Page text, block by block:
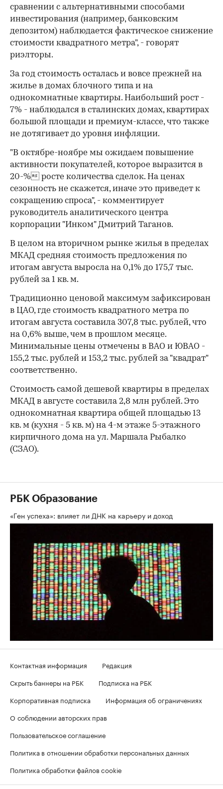
сравнении с альтернативными способами
инвестирования (например, банковским
депозитом) наблюдается фактическое снижение
стоимости квадратного метра", - говорят
риэлторы.
За год стоимость осталась и вовсе прежней на
жилье в домах блочного типа и на
однокомнатные квартиры. Наибольший рост -
7% - наблюдался в сталинских домах, квартирах
большой площади и премиум-классе, что также
не дотягивает до уровня инфляции.
"В октябре-ноябре мы ожидаем повышение
активности покупателей, которое выразится в
20-% росте количества сделок. На ценах
сезонность не скажется, иначе это приведет к
сокращению спроса", - комментирует
руководитель аналитического центра
корпорации "Инком" Дмитрий Таганов.
В целом на вторичном рынке жилья в пределах
МКАД средняя стоимость предложения по
итогам августа выросла на 0,1% до 175,7 тыс.
рублей за 1 кв. м.
Традиционно ценовой максимум зафиксирован
в ЦАО, где стоимость квадратного метра по
итогам августа составила 307,8 тыс. рублей, что
на 0,6% выше, чем в прошлом месяце.
Минимальные цены отмечены в ВАО и ЮВАО -
155,2 тыс. рублей и 153,2 тыс. рублей за "квадрат"
соответственно.
Стоимость самой дешевой квартиры в пределах
МКАД в августе составила 2,8 млн рублей. Это
однокомнатная квартира общей площадью 13
кв. м (кухня - 5 кв. м) на 4-м этаже 5-этажного
кирпичного дома на ул. Маршала Рыбалко
(СЗАО).
РБК Образование
«Ген успеха»: влияет ли ДНК на карьеру и доход
Контактная информация
Редакция
Скрыть баннеры на РБК
Подписка на РБК
Корпоративная подписка
Информация об ограничениях
О соблюдении авторских прав
Пользовательское соглашение
Политика в отношении обработки персональных данных
Политика обработки файлов cookie